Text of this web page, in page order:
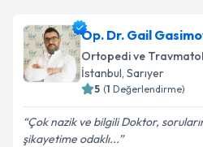
Op. Dr. Gail
Ortopedi ve
İstanbul, Sarıyer
5 (1 Değerlendirme)
Çok nazik ve bilgili Doktor,
şikayetime odaklı...